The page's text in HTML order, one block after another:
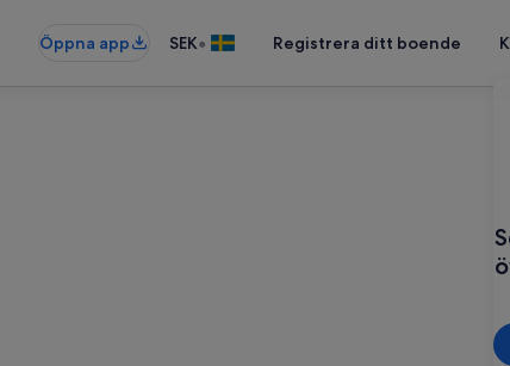
Öppna app SEK• Registrera ditt boende